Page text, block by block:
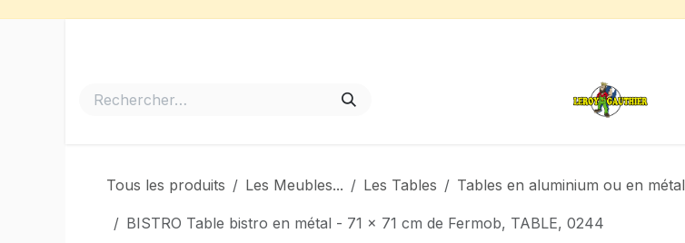
Tous les produits Les Meubles... Les Tables Tables en aluminium ou en métal
BISTRO Table bistro en métal - 71 x 71 cm de Fermob, TABLE, 0244